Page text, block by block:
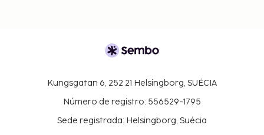
Kungsgatan 6, 252 21 Helsingborg, SUÉCIA
Número de registro: 556529-1795
Sede registrada: Helsingborg, Suécia